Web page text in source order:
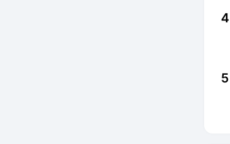
4
5